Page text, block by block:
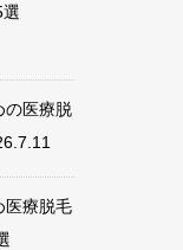
の医療脱
医療脱毛